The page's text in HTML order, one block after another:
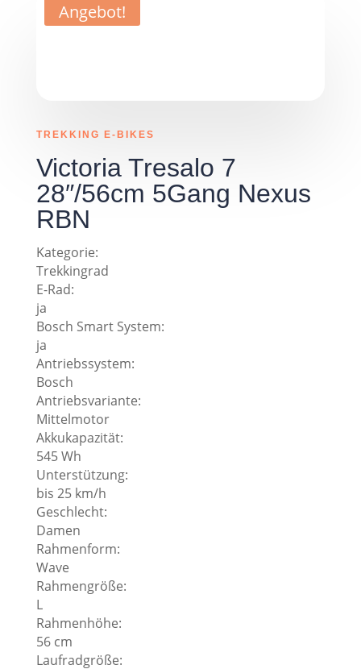
Angebot!
TREKKING E-BIKES
Victoria Tresalo 7
28″/56cm 5Gang Nexus
RBN
Kategorie:
Trekkingrad
E-Rad:
ja
Bosch Smart System:
ja
Antriebssystem:
Bosch
Antriebsvariante:
Mittelmotor
Akkukapazität:
545 Wh
Unterstützung:
bis 25 km/h
Geschlecht:
Damen
Rahmenform:
Wave
Rahmengröße:
L
Rahmenhöhe:
56 cm
Laufradgröße: